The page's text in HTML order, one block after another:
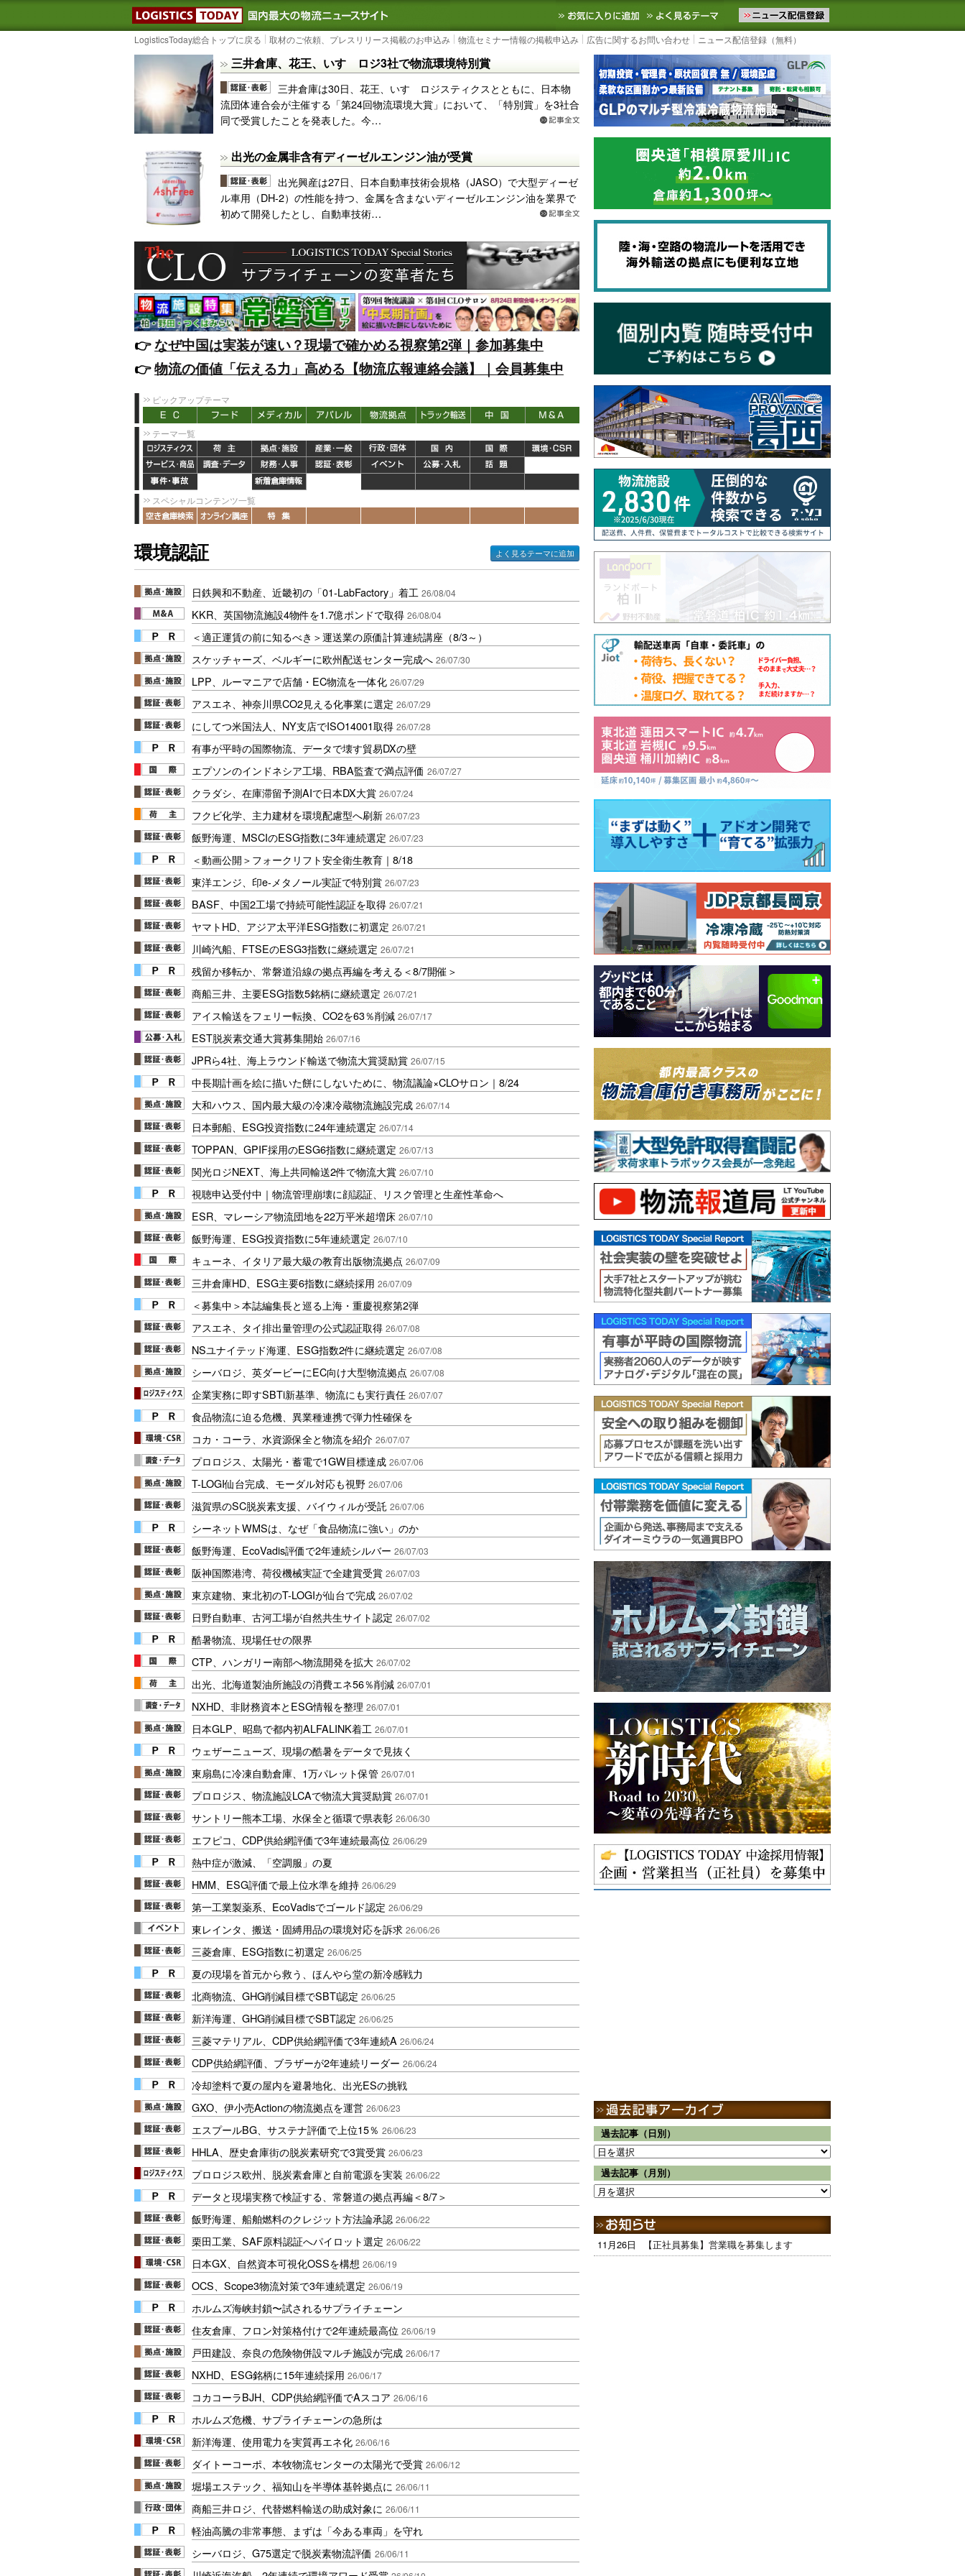
LOGISTICS TODAY｜国内最大の物流ニュースサイト3PL, SCMなど国内外の最新の物流ニュースをお届けします。物流ニュースメール配信を登録す
お気に入りに追加 よく見るテーマ
LogisticsToday総合トップに戻る 取材のご依頼、プレスリリース掲載のお申込み 物流セミナー情報の掲載申込み 広告に関するお問い合わせ ニュース配信登録（無料）
三井倉庫、花王、いすゞロジ3社で物流環境特別賞
三井倉庫は30日、花王、いすゞロジスティクスとともに、日本物
流団体連合会が主催する「第24回物流環境大賞」において、「特別賞」を3社合
同で受賞したことを発表した。今…
出光の金属非含有ディーゼルエンジン油が受賞
出光興産は27日、日本自動車技術会規格（JASO）で大型ディーゼ
ル車用（DH-2）の性能を持つ、金属を含まないディーゼルエンジン油を業界で
初めて開発したとし、自動車技術…
👉️なぜ中国は実装が速い？現場で確かめる視察第2弾｜参加募集中
👉️物流の価値「伝える力」高める【物流広報連絡会議】｜会員募集中
ピックアップテーマ
テーマ一覧
スペシャルコンテンツ一覧
環境認証 よく見るテーマに追加
日鉄興和不動産、近畿初の「01-LabFactory」着工 26/08/04
KKR、英国物流施設4物件を1.7億ポンドで取得 26/08/04
＜適正運賃の前に知るべき＞運送業の原価計算連続講座（8/3～）
スケッチャーズ、ベルギーに欧州配送センター完成へ 26/07/30
LPP、ルーマニアで店舗・EC物流を一体化 26/07/29
アスエネ、神奈川県CO2見える化事業に選定 26/07/29
にしてつ米国法人、NY支店でISO14001取得 26/07/28
有事が平時の国際物流、データで壊す貿易DXの壁
エプソンのインドネシア工場、RBA監査で満点評価 26/07/27
クラダシ、在庫滞留予測AIで日本DX大賞 26/07/24
フクビ化学、主力建材を環境配慮型へ刷新 26/07/23
飯野海運、MSCIのESG指数に3年連続選定 26/07/23
＜動画公開＞フォークリフト安全衛生教育｜8/18
東洋エンジ、印e-メタノール実証で特別賞 26/07/23
BASF、中国2工場で持続可能性認証を取得 26/07/21
ヤマトHD、アジア太平洋ESG指数に初選定 26/07/21
川崎汽船、FTSEのESG3指数に継続選定 26/07/21
残留か移転か、常磐道沿線の拠点再編を考える＜8/7開催＞
商船三井、主要ESG指数5銘柄に継続選定 26/07/21
アイス輸送をフェリー転換、CO2を63％削減 26/07/17
EST脱炭素交通大賞募集開始 26/07/16
JPRら4社、海上ラウンド輸送で物流大賞奨励賞 26/07/15
中長期計画を絵に描いた餅にしないために、物流議論×CLOサロン｜8/24
大和ハウス、国内最大級の冷凍冷蔵物流施設完成 26/07/14
日本郵船、ESG投資指数に24年連続選定 26/07/14
TOPPAN、GPIF採用のESG6指数に継続選定 26/07/13
関光ロジNEXT、海上共同輸送2件で物流大賞 26/07/10
視聴申込受付中｜物流管理崩壊に顔認証、リスク管理と生産性革命へ
ESR、マレーシア物流団地を22万平米超増床 26/07/10
飯野海運、ESG投資指数に5年連続選定 26/07/10
キューネ、イタリア最大級の教育出版物流拠点 26/07/09
三井倉庫HD、ESG主要6指数に継続採用 26/07/09
＜募集中＞本誌編集長と巡る上海・重慶視察第2弾
アスエネ、タイ排出量管理の公式認証取得 26/07/08
NSユナイテッド海運、ESG指数2件に継続選定 26/07/08
シーバロジ、英ダービーにEC向け大型物流拠点 26/07/08
企業実務に即すSBTi新基準、物流にも実行責任 26/07/07
食品物流に迫る危機、異業種連携で弾力性確保を
コカ・コーラ、水資源保全と物流を紹介 26/07/07
プロロジス、太陽光・蓄電で1GW目標達成 26/07/06
T-LOGI仙台完成、モーダル対応も視野 26/07/06
滋賀県のSC脱炭素支援、バイウィルが受託 26/07/06
シーネットWMSは、なぜ「食品物流に強い」のか
飯野海運、EcoVadis評価で2年連続シルバー 26/07/03
阪神国際港湾、荷役機械実証で全建賞受賞 26/07/03
東京建物、東北初のT-LOGIが仙台で完成 26/07/02
日野自動車、古河工場が自然共生サイト認定 26/07/02
酷暑物流、現場任せの限界
CTP、ハンガリー南部へ物流開発を拡大 26/07/02
出光、北海道製油所施設の消費エネ56％削減 26/07/01
NXHD、非財務資本とESG情報を整理 26/07/01
日本GLP、昭島で都内初ALFALINK着工 26/07/01
ウェザーニューズ、現場の酷暑をデータで見抜く
東扇島に冷凍自動倉庫、1万パレット保管 26/07/01
プロロジス、物流施設LCAで物流大賞奨励賞 26/07/01
サントリー熊本工場、水保全と循環で県表彰 26/06/30
エフピコ、CDP供給網評価で3年連続最高位 26/06/29
熱中症が激減、「空調服」の夏
HMM、ESG評価で最上位水準を維持 26/06/29
第一工業製薬系、EcoVadisでゴールド認定 26/06/29
東レインタ、搬送・固縛用品の環境対応を訴求 26/06/26
三菱倉庫、ESG指数に初選定 26/06/25
夏の現場を首元から救う、ほんやら堂の新冷感戦力
北商物流、GHG削減目標でSBTi認定 26/06/25
新洋海運、GHG削減目標でSBT認定 26/06/25
三菱マテリアル、CDP供給網評価で3年連続A 26/06/24
CDP供給網評価、ブラザーが2年連続リーダー 26/06/24
冷却塗料で夏の屋内を避暑地化、出光ESの挑戦
GXO、伊小売Actionの物流拠点を運営 26/06/23
エスプールBG、サステナ評価で上位15％ 26/06/23
HHLA、歴史倉庫街の脱炭素研究で3賞受賞 26/06/23
プロロジス欧州、脱炭素倉庫と自前電源を実装 26/06/22
データと現場実務で検証する、常磐道の拠点再編＜8/7＞
飯野海運、船舶燃料のクレジット方法論承認 26/06/22
栗田工業、SAF原料認証へパイロット選定 26/06/22
日本GX、自然資本可視化OSSを構想 26/06/19
OCS、Scope3物流対策で3年連続選定 26/06/19
ホルムズ海峡封鎖〜試されるサプライチェーン
住友倉庫、フロン対策格付けで2年連続最高位 26/06/19
戸田建設、奈良の危険物併設マルチ施設が完成 26/06/17
NXHD、ESG銘柄に15年連続採用 26/06/17
コカコーラBJH、CDP供給網評価でAスコア 26/06/16
ホルムズ危機、サプライチェーンの急所は
新洋海運、使用電力を実質再エネ化 26/06/16
ダイトーコーポ、本牧物流センターの太陽光で受賞 26/06/12
堀場エステック、福知山を半導体基幹拠点に 26/06/11
商船三井ロジ、代替燃料輸送の助成対象に 26/06/11
軽油高騰の非常事態、まずは「今ある車両」を守れ
シーバロジ、G75選定で脱炭素物流評価 26/06/11
過去記事（日別）
過去記事（月別）
11月26日 【正社員募集】営業職を募集します